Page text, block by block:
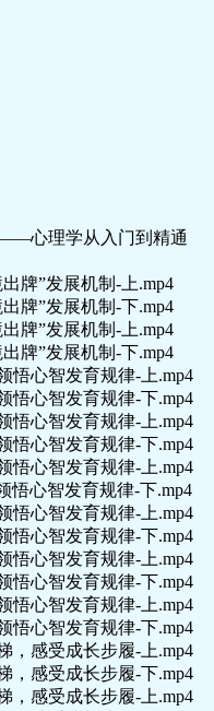
心理学从入门到精通
牌”发展机制-上.mp4
牌”发展机制-下.mp4
牌”发展机制-上.mp4
牌”发展机制-下.mp4
悟心智发育规律-上.mp4
悟心智发育规律-下.mp4
悟心智发育规律-上.mp4
悟心智发育规律-下.mp4
悟心智发育规律-上.mp4
悟心智发育规律-下.mp4
悟心智发育规律-上.mp4
悟心智发育规律-下.mp4
悟心智发育规律-上.mp4
悟心智发育规律-下.mp4
悟心智发育规律-上.mp4
悟心智发育规律-下.mp4
，感受成长步履-上.mp4
，感受成长步履-下.mp4
，感受成长步履-上.mp4